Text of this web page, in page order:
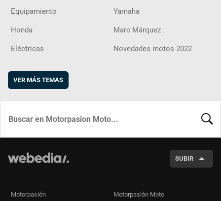
Equipamiento Yamaha
Honda Marc Márquez
Eléctricas Novedades motos 2022
VER MÁS TEMAS
SUBIR
Motorpasión Motorpasión Moto